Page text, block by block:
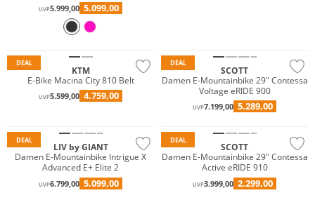
UVP5.999,00 5.099,00
DEAL
KTM
E-Bike Macina City 810 Belt
UVP5.599,00 4.759,00
DEAL
SCOTT
Damen E-Mountainbike 29" Contessa
Voltage eRIDE 900
UVP7.199,00 5.289,00
DEAL
LIV by GIANT
Damen E-Mountainbike Intrigue X
Advanced E+ Elite 2
UVP6.799,00 5.099,00
DEAL
SCOTT
Damen E-Mountainbike 29" Contessa
Active eRIDE 910
UVP3.999,00 2.299,00